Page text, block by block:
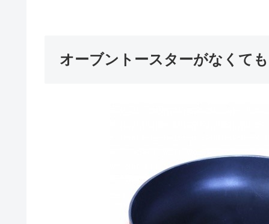
オーブントースターがなくて